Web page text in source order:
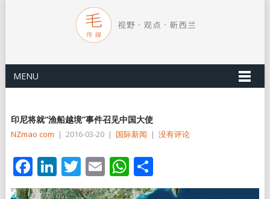
MENU
印尼将就“渔船越境”事件召见中国大使
NZmao com | 2016-03-20 | 国际新闻 | 没有评论
Facebook
LinkedIn
Twitter
EmailWhatsApp
分
享